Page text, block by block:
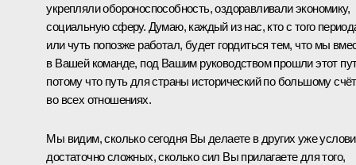
укрепляли обороноспособность, оздоравливали экономику,
социальную сферу. Думаю, каждый из нас, кто с того
или чуть попозже работал, будет гордиться тем, что мы
в Вашей команде, под Вашим руководством прошли этот
потому что путь для страны исторический по большому
во всех отношениях.
Мы видим, сколько сегодня Вы делаете в других уже
достаточно сложных, сколько сил Вы прилагаете для того,